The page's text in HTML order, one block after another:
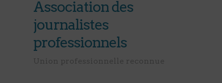
Association des
journalistes
professionnels